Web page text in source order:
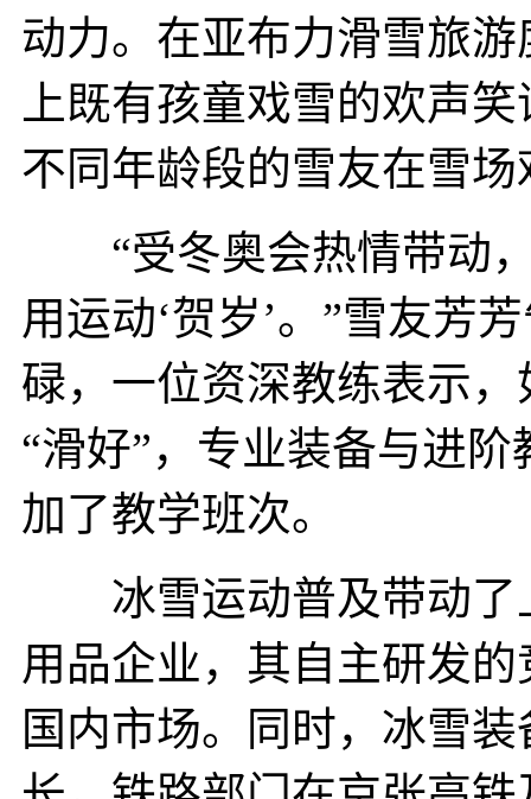
动力。在亚布力滑雪旅
上既有孩童戏雪的欢声
不同年龄段的雪友在雪
“受冬奥会热情带动，
用运动‘贺岁’。”雪友芳
碌，一位资深教练表示
“滑好”，专业装备与进
加了教学班次。
冰雪运动普及带动了
用品企业，其自主研发
国内市场。同时，冰雪